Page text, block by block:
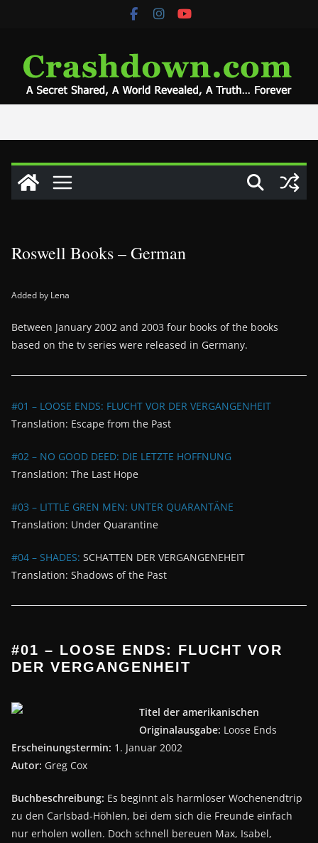
Roswell Books – German
Added by Lena
Between January 2002 and 2003 four books of the books
based on the tv series were released in Germany.
#01 – LOOSE ENDS: FLUCHT VOR DER VERGANGENHEIT
Translation: Escape from the Past
#02 – NO GOOD DEED: DIE LETZTE HOFFNUNG
Translation: The Last Hope
#03 – LITTLE GREN MEN: UNTER QUARANTÄNE
Translation: Under Quarantine
#04 – SHADES: SCHATTEN DER VERGANGENEHEIT
Translation: Shadows of the Past
#01 – LOOSE ENDS: FLUCHT VOR
DER VERGANGENHEIT
Titel der amerikanischen
Originalausgabe: Loose Ends
Erscheinungstermin: 1. Januar 2002
Autor: Greg Cox
Buchbeschreibung: Es beginnt als harmloser Wochenendtrip
zu den Carlsbad-Höhlen, bei dem sich die Freunde einfach
nur erholen wollen. Doch schnell bereuen Max, Isabel,